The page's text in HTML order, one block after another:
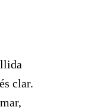
clar.